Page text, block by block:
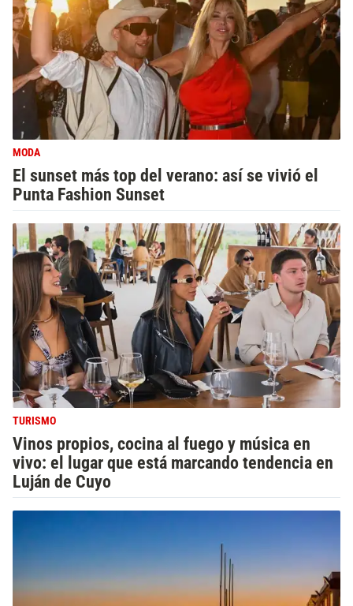
MODA
El sunset más top del verano: así se vivió el
Punta Fashion Sunset
TURISMO
Vinos propios, cocina al fuego y música en
vivo: el lugar que está marcando tendencia en
Luján de Cuyo